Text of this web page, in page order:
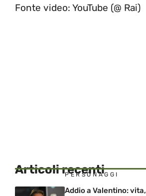
Fonte video: YouTube (@ Rai)
Articoli recenti
PERSONAGGI
Addio a Valentino: vita,